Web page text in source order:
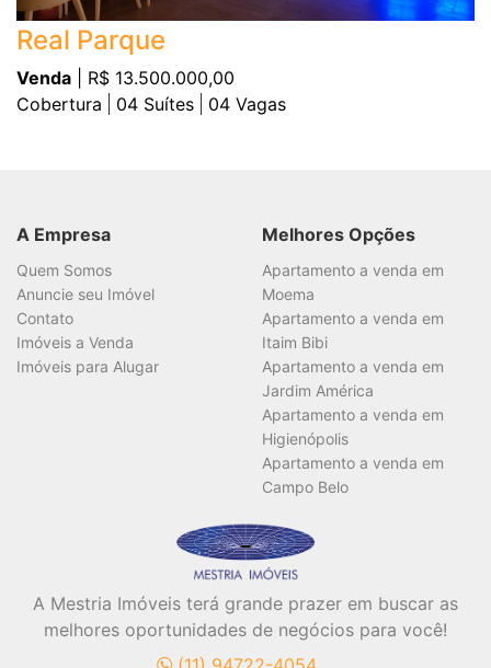
Real Parque
Venda | R$ 13.500.000,00
Cobertura
04 Suítes 04 Vagas
A Empresa
Quem Somos
Anuncie seu Imóvel
Contato
Imóveis a Venda
Imóveis para Alugar
Melhores Opções
Apartamento a venda em
Moema
Apartamento a venda em
Itaim Bibi
Apartamento a venda em
Jardim América
Apartamento a venda em
Higienópolis
Apartamento a venda em
Campo Belo
A Mestria Imóveis terá grande prazer em buscar as
melhores oportunidades de negócios para você!